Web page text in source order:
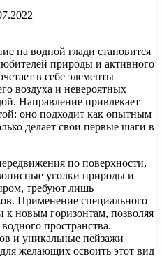
на водной глади становится
природы и активного
в себе элементы
воздуха и невероятных
Направление привлекает
оно подходит как опытным
делает свои первые шаги в
по поверхности,
уголки природы и
требуют лишь
Применение специального
к новым горизонтам, позволяя
пространства.
и уникальные пейзажи
желающих освоить этот вид